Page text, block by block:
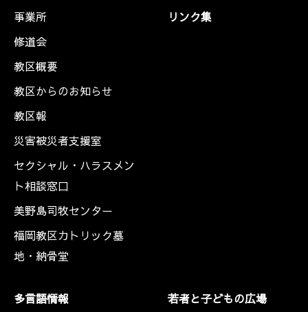
事業所
修道会
教区概要
教区からのお知らせ
教区報
災害被災者支援室
セクシャル・ハラスメン
ト相談窓口
美野島司牧センター
福岡教区カトリック墓
地・納骨堂
リンク集
多言語情報
若者と子どもの広場